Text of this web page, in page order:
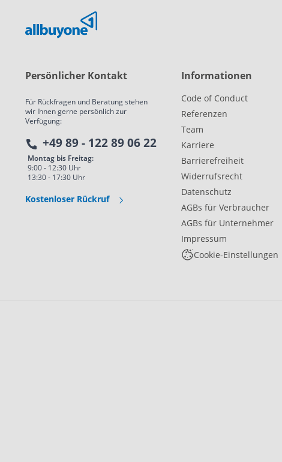
Persönlicher Kontakt
Für Rückfragen und Beratung stehen
wir Ihnen gerne persönlich zur
Verfügung:
+49 89 - 122 89 06 22
Montag bis Freitag:
9:00 - 12:30 Uhr
13:30 - 17:30 Uhr
Kostenloser Rückruf
Informationen
Code of Conduct
Referenzen
Team
Karriere
Barrierefreiheit
Widerrufsrecht
Datenschutz
AGBs für Verbraucher
AGBs für Unternehmer
Impressum
Cookie-Einstellungen